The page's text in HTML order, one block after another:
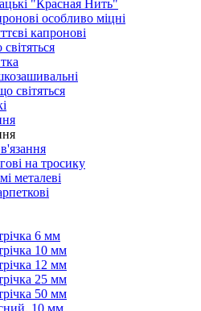
"Красная Нить"
особливо міцні
капронові
світяться
на тросику
металеві
6 мм
10 мм
12 мм
25 мм
50 мм
10 мм